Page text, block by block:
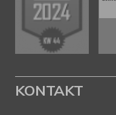
KONTAKT